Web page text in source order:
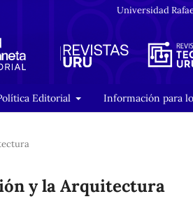
Editorial Información para
Universidad
y la Arquitectura